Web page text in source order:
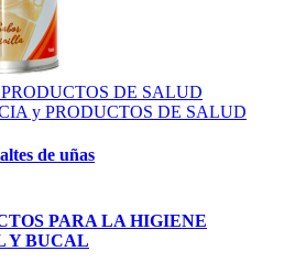
DE SALUD
y PRODUCTOS DE SALUD
de uñas
PARA LA HIGIENE
Y BUCAL